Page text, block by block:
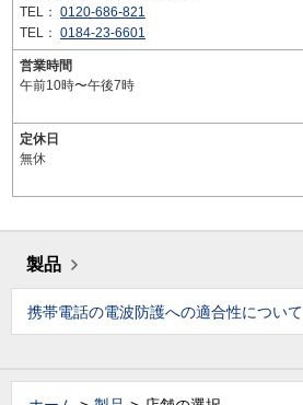
TEL： 0120-686-821
TEL： 0184-23-6601
営業時間
午前10時〜午後7時
定休日
無休
製品
携帯電話の電波防護への適合性について